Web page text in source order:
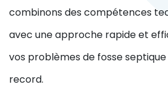
combinons des compétences
avec une approche rapide et
vos problèmes de fosse
record.